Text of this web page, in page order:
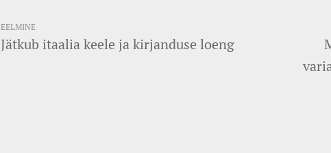
EELMINE
Jätkub itaalia keele ja kirjanduse loeng